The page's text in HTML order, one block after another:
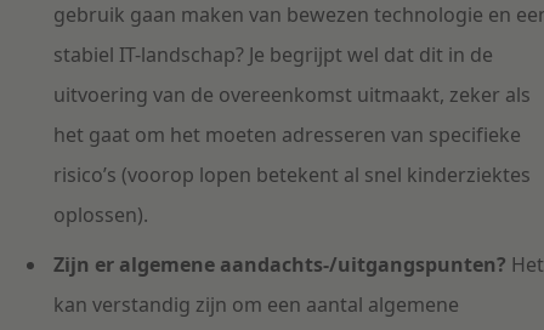
gebruik gaan maken van bewezen technologie en
stabiel IT-landschap? Je begrijpt wel dat dit in de
uitvoering van de overeenkomst uitmaakt, zeker als
het gaat om het moeten adresseren van specifieke
risico’s (voorop lopen betekent al snel kinderziektes
oplossen).
Zijn er algemene aandachts-/uitgangspunten? Het
kan verstandig zijn om een aantal algemene